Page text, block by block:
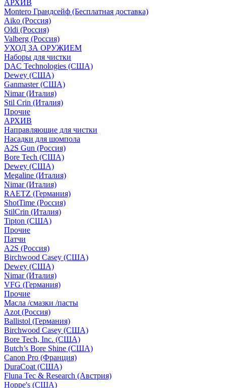
АРХИВ
Montero Грандсейф (Бесплатная доставка)
Aiko (Россия)
Oldi (Россия)
Valberg (Россия)
УХОД ЗА ОРУЖИЕМ
Наборы для чистки
DAC Technologies (США)
Dewey (США)
Ganmaster (США)
Nimar (Италия)
Stil Crin (Италия)
Прочие
АРХИВ
Направляющие для чистки
Насадки для шомпола
A2S Gun (Россия)
Bore Tech (США)
Dewey (США)
Megaline (Италия)
Nimar (Италия)
RAETZ (Германия)
ShotTime (Россия)
StilCrin (Италия)
Tipton (США)
Прочие
Патчи
A2S (Россия)
Birchwood Casey (США)
Dewey (США)
Nimar (Италия)
VFG (Германия)
Прочие
Масла /смазки /пасты
Azot (Россия)
Ballistol (Германия)
Birchwood Casey (США)
Bore Tech, Inc. (США)
Butch’s Bore Shine (СШA)
Canon Pro (Франция)
DuraCoat (США)
Fluna Tec & Research (Австрия)
Hoppe's (США)